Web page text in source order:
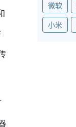
微软
小米